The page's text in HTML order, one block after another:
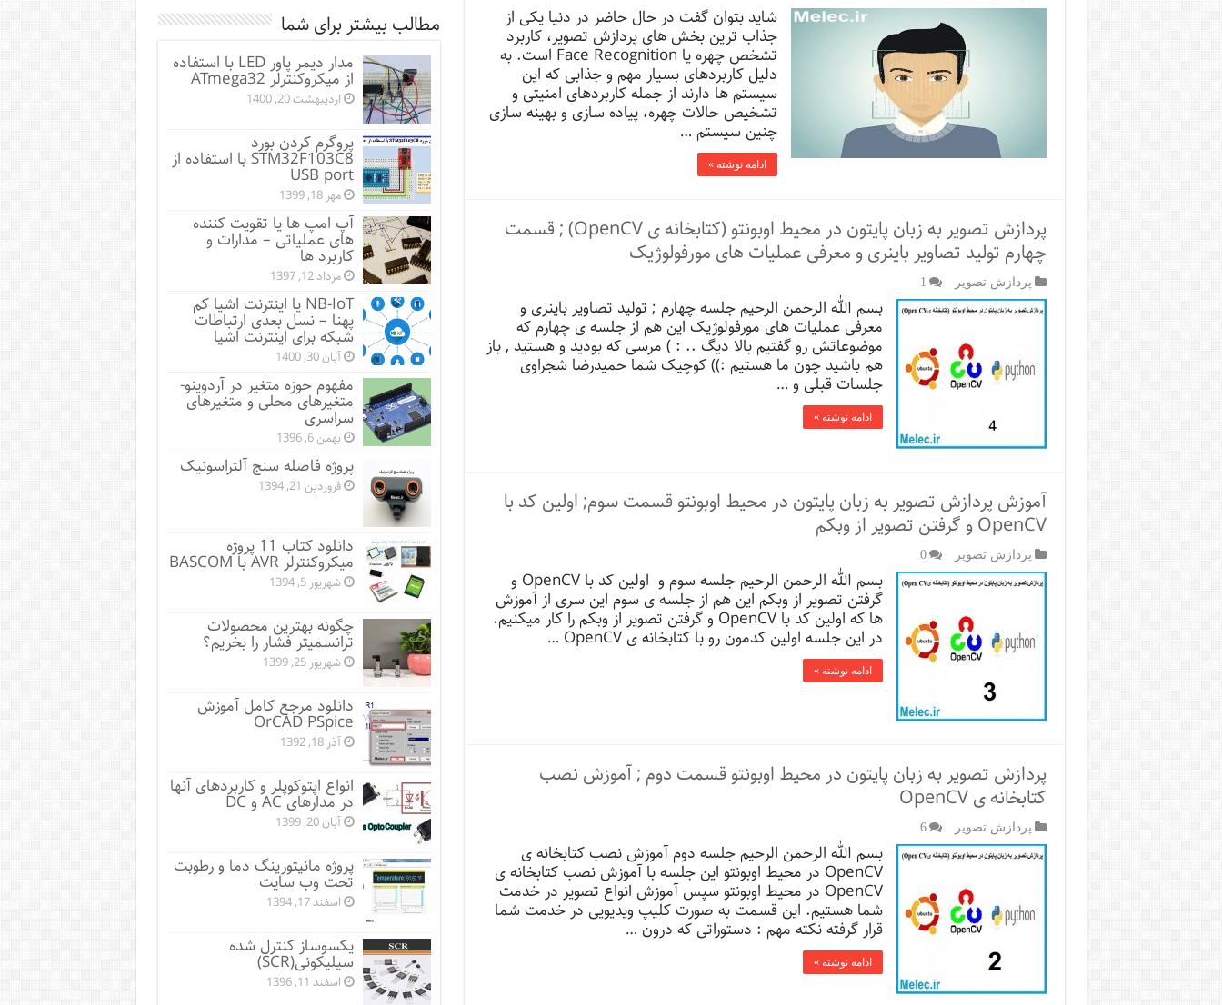
شاید بتوان گفت در حال حاضر در دنیا یکی از
جذاب ترین بخش های پردازش تصویر، کاربرد
تشخص چهره یا Face Recognition است. به
دلیل کاربردهای بسیار مهم و جذابی که این
سیستم ها دارند از جمله کاربردهای امنیتی و
تشخیص حالات چهره، پیاده سازی و بهینه سازی
چنین سیستم …
ادامه نوشته »
پردازش تصویر به زبان پایتون در محیط اوبونتو (کتابخانه ی OpenCV) ; قسمت
چهارم تولید تصاویر باینری و معرفی عملیات های مورفولوژیک
پردازش تصویر 1
بسم الله الرحمن الرحیم جلسه چهارم ; تولید تصاویر باینری و
معرفی عملیات های مورفولوژیک این هم از جلسه ی چهارم که
موضوعاتش رو گفتیم بالا دیگ .. : ) مرسی که بودید و هستید , باز
هم باشید چون ما هستیم :‌)) کوچیک شما حمیدرضا شجراوی
جلسات قبلی و …
ادامه نوشته »
آموزش پردازش تصویر به زبان پایتون در محیط اوبونتو قسمت سوم; اولین کد با
OpenCV و گرفتن تصویر از وبکم
پردازش تصویر 0
بسم الله الرحمن الرحیم جلسه سوم و اولین کد با OpenCV و
گرفتن تصویر از وبکم این هم از جلسه ی سوم این سری از آموزش
ها که اولین کد با OpenCV و گرفتن تصویر از وبکم را کار میکنیم.
در این جلسه اولین کدمون رو با کتابخانه ی OpenCV …
ادامه نوشته »
پردازش تصویر به زبان پایتون در محیط اوبونتو قسمت دوم ; آموزش نصب
کتابخانه ی OpenCV
پردازش تصویر 6
بسم الله الرحمن الرحیم جلسه دوم آموزش نصب کتابخانه ی
OpenCV در محیط اوبونتو این جلسه با آموزش نصب کتابخانه ی
OpenCV در محیط اوبونتو سپس آموزش انواع تصویر در خدمت
شما هستیم. این قسمت به صورت کلیپ ویدیویی در خدمت شما
قرار گرفته نکته مهم : دستوراتی که درون …
ادامه نوشته »
مطالب بیشتر برای شما
مدار دیمر پاور LED با استفاده
از میکروکنترلر ATmega32
اردیبهشت 20, 1400
پروگرم کردن بورد
STM32F103C8 با استفاده از
USB port
مهر 18, 1399
آپ امپ ها یا تقویت کننده
های عملیاتی – مدارات و
کاربرد ها
مرداد 12, 1397
NB-IoT یا اینترنت اشیا کم
پهنا – نسل بعدی ارتباطات
شبکه برای اینترنت اشیا
آبان 30, 1400
مفهوم حوزه متغیر در آردوینو-
متغیرهای محلی و متغیرهای
سراسری
بهمن 6, 1396
پروژه فاصله سنج آلتراسونیک
فروردین 21, 1394
دانلود کتاب 11 پروژه
میکروکنترلر AVR با BASCOM
شهریور 5, 1394
چگونه بهترین محصولات
ترانسمیتر فشار را بخریم؟
شهریور 25, 1399
دانلود مرجع کامل آموزش
OrCAD PSpice
آذر 18, 1392
انواع اپتوکوپلر و کاربردهای آنها
در مدارهای AC و DC
آبان 20, 1399
پروژه مانيتورينگ دما و رطوبت
تحت وب سایت
اسفند 17, 1394
یکسوساز کنترل شده
سیلیکونی(SCR)
اسفند 11, 1396